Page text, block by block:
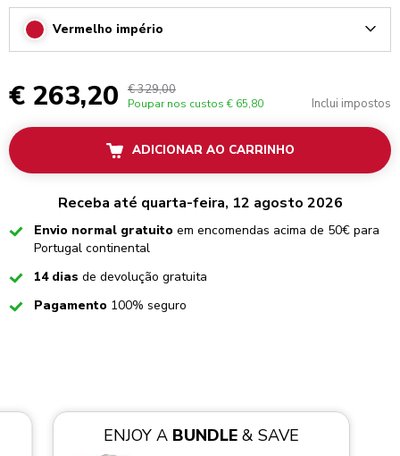
Vermelho império
€ 263,20 € 329,00
Poupar nos custos € 65,80 Inclui impostos
ADICIONAR AO CARRINHO
Receba até quarta-feira, 12 agosto 2026
CheckedEnvio normal gratuito em encomendas acima de 50€ para
Portugal continental
Checked
14 dias de devolução gratuita
CheckedPagamento 100% seguro
ENJOY A BUNDLE& SAVE